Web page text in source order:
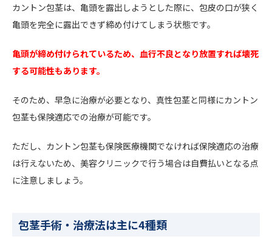
カントン包茎は、亀頭を露出しようとした際に、包皮の口が狭く
亀頭を完全に露出できず締め付けてしまう状態です。
亀頭が締め付けられているため、血行不良となり放置すれば壊死
する可能性もあります。
そのため、早急に治療が必要となり、真性包茎と同様にカントン
包茎も保険適応での治療が可能です。
ただし、カントン包茎も保険医療機関でなければ保険適応の治療
は行えないため、美容クリニックで行う場合は自費払いとなる点
に注意しましょう。
包茎手術・治療法は主に4種類